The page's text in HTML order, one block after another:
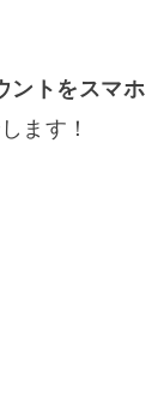
ントをスマホ
ます！